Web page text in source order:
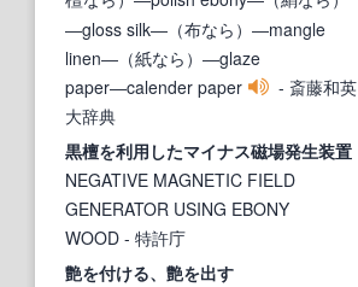
―gloss silk―（布なら）―mangle
linen―（紙なら）―glaze
paper―calender paper
- 斎藤和英
大辞典
黒檀を利用したマイナス磁場発生装置
NEGATIVE MAGNETIC FIELD
GENERATOR USING EBONY
WOOD - 特許庁
艶を付ける、艶を出す